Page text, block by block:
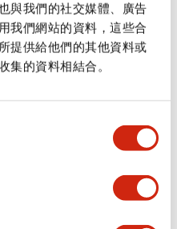
與我們的社交媒體、廣告
我們網站的資料，這些合
提供給他們的其他資料或
集的資料相結合。
顯示全部